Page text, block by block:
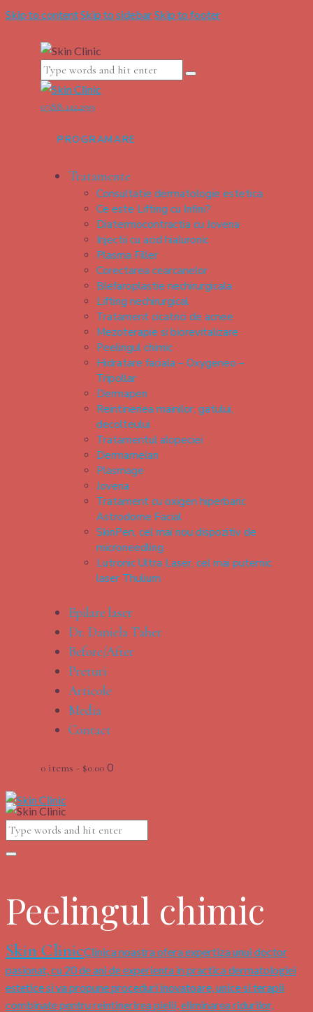
Skip to contentSkip to sidebarSkip to footer
0788.112.299
PROGRAMARE
Tratamente
Consultatie dermatologie estetica
Ce este Lifting cu Infini?
Diatermocontractia cu Jovena
Injectii cu acid hialuronic
Plasma Filler
Corectarea cearcanelor
Blefaroplastie nechirurgicala
Lifting nechirurgical
Tratament cicatrici de acnee
Mezoterapie si biorevitalizare
Peelingul chimic
Hidratare faciala – Oxygeneo –
Tripollar
Dermapen
Reintineriea mainilor, gatului,
decolteului
Tratamentul alopeciei
Dermamelan
Plasmage
Jovena
Tratament cu oxigen hiperbaric
Astrodome Facial
SkinPen, cel mai nou dispozitiv de
microneedling
Lutronic Ultra Laser, cel mai puternic
laser Thulium
Epilare laser
Dr. Daniela Taher
Before/After
Preturi
Articole
Media
Contact
0 items - $0.00 0
Peelingul chimic
Skin ClinicClinica noastra ofera expertiza unui doctor
pasionat, cu 20 de ani de experienta in practica dermatologiei
estetice si va propune proceduri inovatoare, unice si terapii
combinate pentru reintinerirea pielii, eliminarea ridurilor,